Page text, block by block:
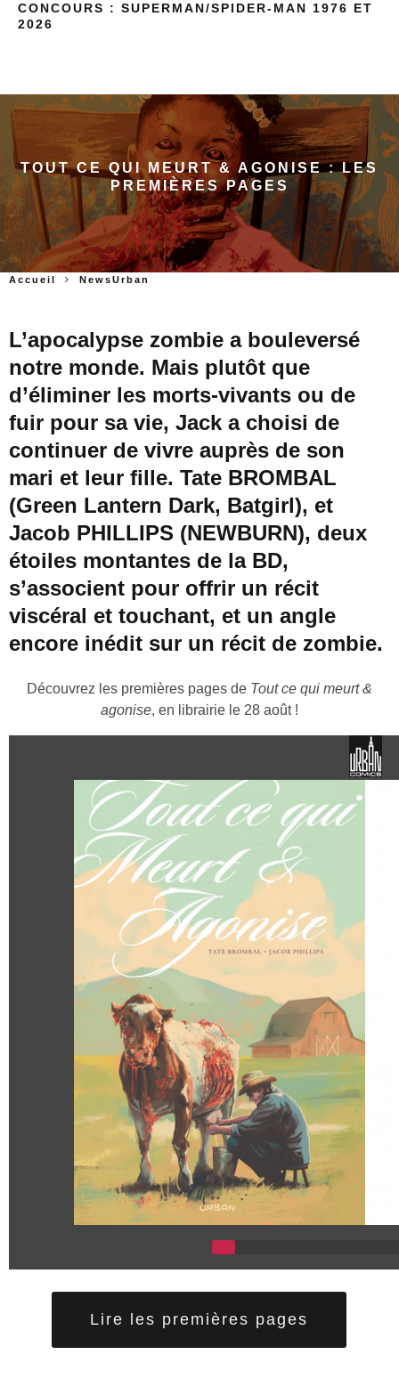
CONCOURS : SUPERMAN/SPIDER-MAN 1976 ET
2026
TOUT CE QUI MEURT & AGONISE : LES
PREMIÈRES PAGES
Accueil NewsUrban
L’apocalypse zombie a bouleversé
notre monde. Mais plutôt que
d’éliminer les morts-vivants ou de
fuir pour sa vie, Jack a choisi de
continuer de vivre auprès de son
mari et leur fille. Tate BROMBAL
(Green Lantern Dark, Batgirl), et
Jacob PHILLIPS (NEWBURN), deux
étoiles montantes de la BD,
s’associent pour offrir un récit
viscéral et touchant, et un angle
encore inédit sur un récit de zombie.
Découvrez les premières pages de Tout ce qui meurt &
agonise, en librairie le 28 août !
Lire les premières pages